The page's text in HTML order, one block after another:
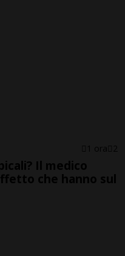
1 ora 2
Il medico
che hanno sul